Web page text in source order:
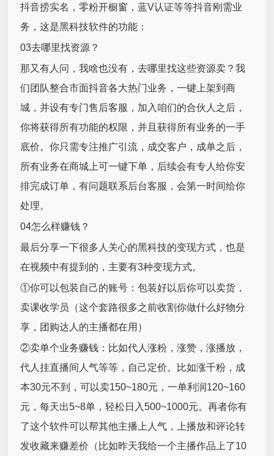
抖音捞实名，零粉开橱窗，蓝V认证等等抖音刚需业
务，这是黑科技软件的功能：
03去哪里找资源？
那又有人问，我啥也没有，去哪里找这些资源卖？我
们团队整合市面抖音各大热门业务，一键上架到商
城，并设有专门售后客服，加入咱们的合伙人之后，
你将获得所有功能的权限，并且获得所有业务的一手
底价。你只需专注推广引流，成交客户，成单之后，
所有业务在商城上可一键下单，后续会有专人给你安
排完成订单，有问题联系后台客服，会第一时间给你
处理。
04怎么样赚钱？
最后分享一下很多人关心的黑科技的变现方式，也是
在视频中有提到的，主要有3种变现方式。
①你可以包装自己的账号：包装好以后你可以卖货，
卖课收学员（这个套路很多之前收割你做什么好物分
享，团购达人的主播都在用）
②卖单个业务赚钱：比如代人涨粉，涨赞，涨播放，
代人挂直播间人气等等，自己定价。比如涨千粉，成
本30元不到，可以卖150~180元，一单利润120~160
元，每天出5~8单，轻松日入500~1000元。再者你有
了这个软件可以帮其他主播上人气，上播放和评论转
发收藏来赚差价（比如昨天我给一个主播作品上了10